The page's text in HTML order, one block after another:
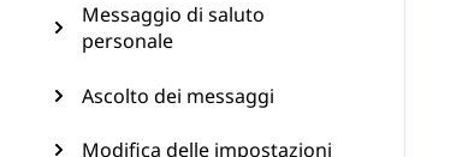
Messaggio di saluto
personale
Ascolto dei messaggi
Modifica delle impostazioni